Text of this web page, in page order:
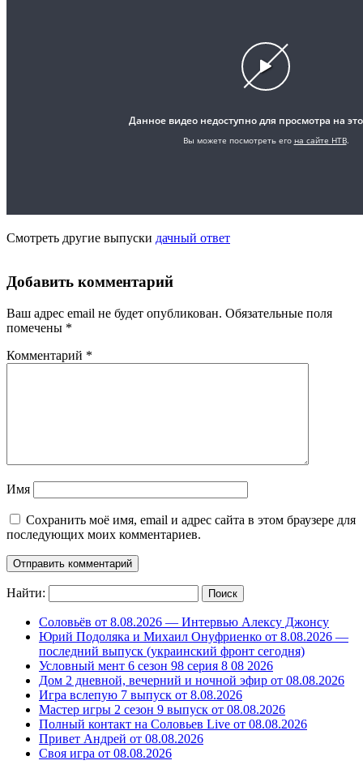
Смотреть другие выпуски дачный ответ
Добавить комментарий
Ваш адрес email не будет опубликован. Обязательные поля
помечены *
Комментарий *
Имя
Сохранить моё имя, email и адрес сайта в этом браузере для
последующих моих комментариев.
Найти:
Соловьёв от 8.08.2026 — Интервью Алексу Джонсу
Юрий Подоляка и Михаил Онуфриенко от 8.08.2026 —
последний выпуск (украинский фронт сегодня)
Условный мент 6 сезон 98 серия 8 08 2026
Дом 2 дневной, вечерний и ночной эфир от 08.08.2026
Игра вслепую 7 выпуск от 8.08.2026
Мастер игры 2 сезон 9 выпуск от 08.08.2026
Полный контакт на Соловьев Live от 08.08.2026
Привет Андрей от 08.08.2026
Своя игра от 08.08.2026